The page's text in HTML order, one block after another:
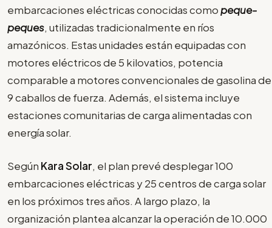
embarcaciones eléctricas conocidas comopeque-
peques, utilizadas tradicionalmente en ríos
amazónicos. Estas unidades están equipadas con
motores eléctricos de 5 kilovatios, potencia
comparable a motores convencionales de gasolina de
9 caballos de fuerza. Además, el sistema incluye
estaciones comunitarias de carga alimentadas con
energía solar.
Según Kara Solar, el plan prevé desplegar 100
embarcaciones eléctricas y 25 centros de carga solar
en los próximos tres años. A largo plazo, la
organización plantea alcanzar la operación de 10.000